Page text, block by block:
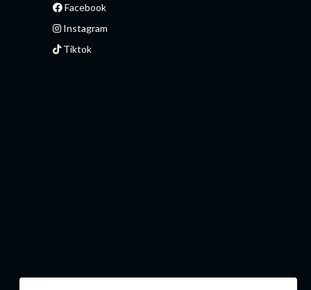
Facebook
Instagram
Tiktok